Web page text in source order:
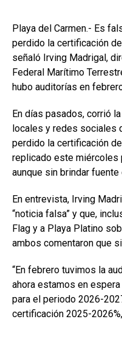
Playa del Carmen.- Es
perdido la certificación
señaló Irving Madrigal,
Federal Marítimo
hubo auditorías en
En días pasados, corrió
locales y redes sociales
perdido la certificación
replicado este miércoles
aunque sin brindar
En entrevista, Irving
“noticia falsa” y que,
Flag y a Playa Platino
ambos comentaron que
“En febrero tuvimos la
ahora estamos en
para el periodo 2026-
certificación 2025-